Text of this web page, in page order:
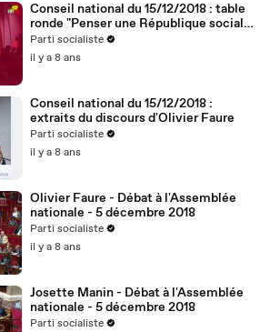
Conseil national du 15/12/2018 : table
ronde "Penser une République sociale
et écologique plus juste"
Parti socialiste
il y a 8 ans
Conseil national du 15/12/2018 :
extraits du discours d'Olivier Faure
Parti socialiste
il y a 8 ans
Olivier Faure - Débat à l'Assemblée
nationale - 5 décembre 2018
Parti socialiste
il y a 8 ans
Josette Manin - Débat à l'Assemblée
nationale - 5 décembre 2018
Parti socialiste